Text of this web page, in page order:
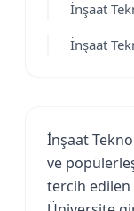
İnşaat
İnşaat
İnşaat
ve
tercih edilen